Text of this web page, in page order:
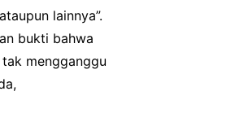
lainnya”.
bukti bahwa
mengganggu